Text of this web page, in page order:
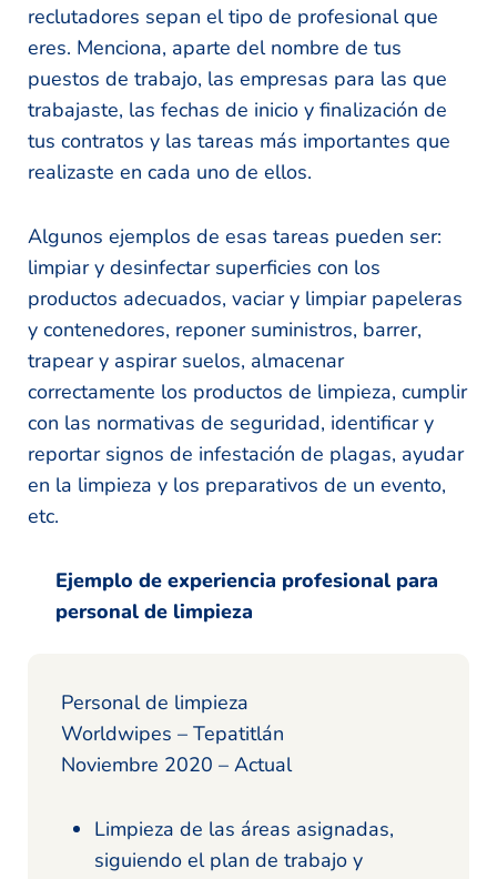
reclutadores sepan el tipo de profesional que
eres. Menciona, aparte del nombre de tus
puestos de trabajo, las empresas para las que
trabajaste, las fechas de inicio y finalización de
tus contratos y las tareas más importantes que
realizaste en cada uno de ellos.
Algunos ejemplos de esas tareas pueden ser:
limpiar y desinfectar superficies con los
productos adecuados, vaciar y limpiar papeleras
y contenedores, reponer suministros, barrer,
trapear y aspirar suelos, almacenar
correctamente los productos de limpieza, cumplir
con las normativas de seguridad, identificar y
reportar signos de infestación de plagas, ayudar
en la limpieza y los preparativos de un evento,
etc.
Ejemplo de experiencia profesional para
personal de limpieza
Personal de limpieza
Worldwipes – Tepatitlán
Noviembre 2020 – Actual
Limpieza de las áreas asignadas,
siguiendo el plan de trabajo y